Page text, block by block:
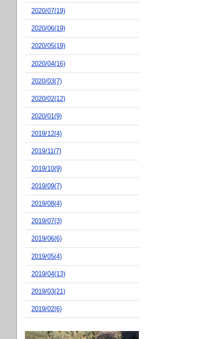
2020/07(19)
2020/06(19)
2020/05(19)
2020/04(16)
2020/03(7)
2020/02(12)
2020/01(9)
2019/12(4)
2019/11(7)
2019/10(9)
2019/09(7)
2019/08(4)
2019/07(3)
2019/06(6)
2019/05(4)
2019/04(13)
2019/03(21)
2019/02(6)